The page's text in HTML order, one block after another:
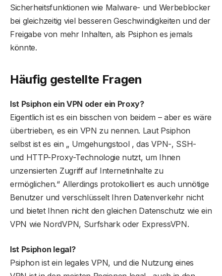
Sicherheitsfunktionen wie Malware- und Werbeblocker
bei gleichzeitig viel besseren Geschwindigkeiten und der
Freigabe von mehr Inhalten, als Psiphon es jemals
könnte.
Häufig gestellte Fragen
Ist Psiphon ein VPN oder ein Proxy?
Eigentlich ist es ein bisschen von beidem – aber es wäre
übertrieben, es ein VPN zu nennen. Laut Psiphon
selbst ist es ein „ Umgehungstool , das VPN-, SSH-
und HTTP-Proxy-Technologie nutzt, um Ihnen
unzensierten Zugriff auf Internetinhalte zu
ermöglichen.“ Allerdings protokolliert es auch unnötige
Benutzer und verschlüsselt Ihren Datenverkehr nicht
und bietet Ihnen nicht den gleichen Datenschutz wie ein
VPN wie NordVPN, Surfshark oder ExpressVPN.
Ist Psiphon legal?
Psiphon ist ein legales VPN, und die Nutzung eines